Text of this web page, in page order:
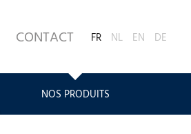
CONTACT
NOS PRODUITS
FR NL EN DE